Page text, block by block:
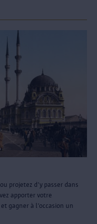
projetez d’y passer dans
apporter votre
gagner à l’occasion un